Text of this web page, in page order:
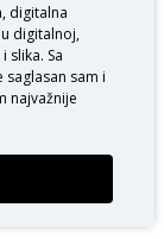
digitalna
digitalnoj,
slika. Sa
saglasan sam i
najvažnije